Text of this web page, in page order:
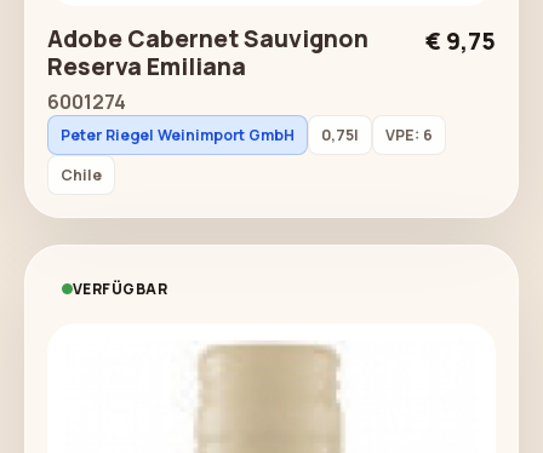
Adobe Cabernet Sauvignon
Reserva Emiliana
6001274
€ 9,75
Peter Riegel Weinimport GmbH 0,75l
VPE: 6
Chile
VERFÜGBAR